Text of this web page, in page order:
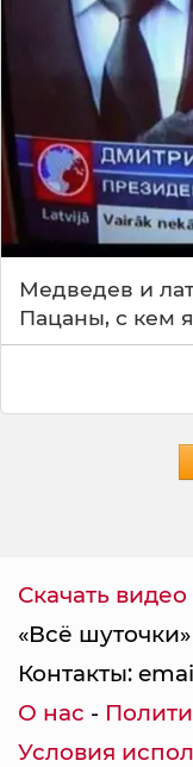
Медведев и
Пацаны, с кем
Скачать видео
«Всё
Контакты:
О нас -
Условия